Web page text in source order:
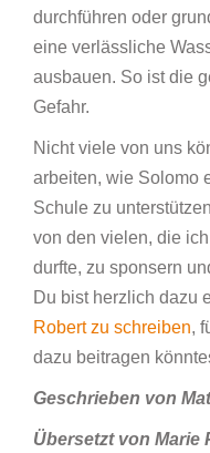
durchführen oder
eine verlässliche
ausbauen. So ist die
Gefahr.
Nicht viele von uns
arbeiten, wie Solomo
Schule zu
von den vielen, die
durfte, zu sponsern
Du bist herzlich dazu
Robert zu schreiben,
dazu beitragen
Geschrieben von
Übersetzt von Marie